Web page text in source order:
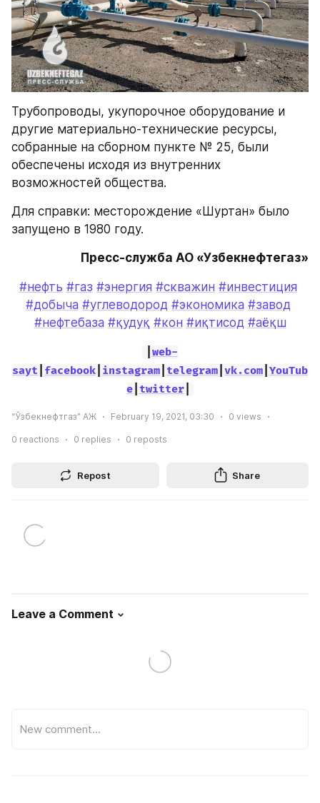
Трубопроводы, укупорочное оборудование и
другие материально-технические ресурсы,
собранные на сборном пункте № 25, были
обеспечены исходя из внутренних
возможностей общества.
Для справки: месторождение «Шуртан» было
запущено в 1980 году.
Пресс-служба АО «Узбекнефтегаз»
#нефть #газ #энергия #скважин #инвестиция
#добыча #углеводород #экономика #завод
#нефтебаза #қудуқ #кон #иқтисод #аёқш
web-
sayt facebook instagram telegram vk.com YouTub
e| twitter|
“Ўзбекнефтгаз” АЖ February 19, 2021, 03:30 0 views
0 reactions 0 replies 0 reposts
Repost Share
Leave a Comment